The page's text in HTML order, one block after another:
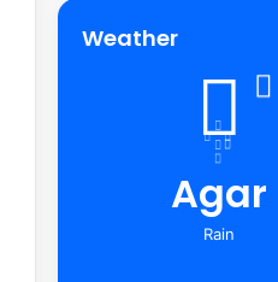
Weather
Agar
Rain